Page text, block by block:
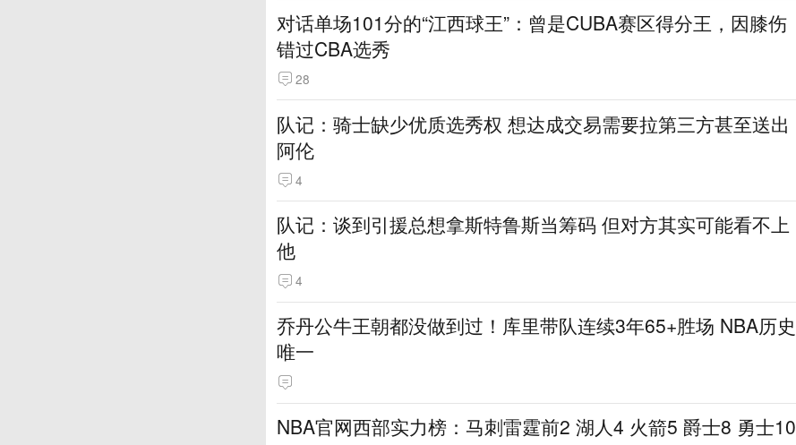
对话单场101分的“江西球王”：曾是CUBA赛区得分王，因膝伤
错过CBA选秀
28
队记：骑士缺少优质选秀权 想达成交易需要拉第三方甚至送出
阿伦
4
队记：谈到引援总想拿斯特鲁斯当筹码 但对方其实可能看不上
他
4
乔丹公牛王朝都没做到过！库里带队连续3年65+胜场 NBA历史
唯一
NBA官网西部实力榜：马刺雷霆前2 湖人4 火箭5 爵士8 勇士10